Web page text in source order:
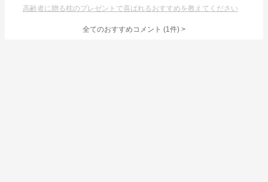
高齢者に贈る枕のプレゼントで喜ばれるおすすめを教えてください
全てのおすすめコメント (1件) >